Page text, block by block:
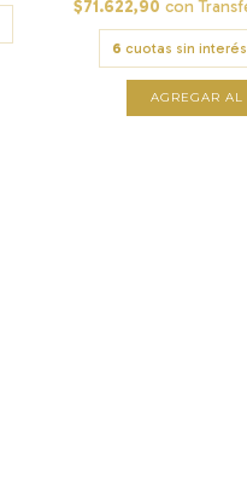
$71.622,90 con
6 cuotas sin
AGREGAR AL